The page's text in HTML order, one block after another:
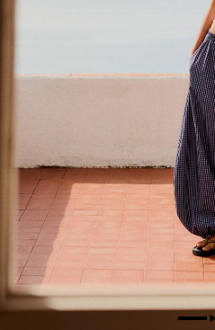
YENI KOLEKSIYON
COMBO WINS %
HEPSI
CEKET
T-SHIRT VE POLO YAKA T-SHIRT
PANTOLON